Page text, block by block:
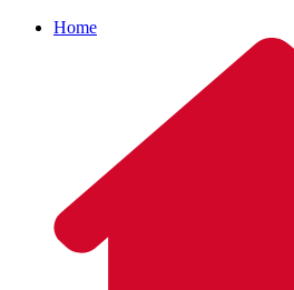
Home